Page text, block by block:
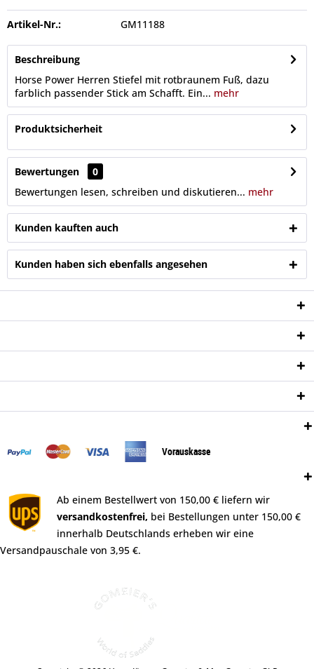
Artikel-Nr.: GM11188
Beschreibung
Horse Power Herren Stiefel mit rotbraunem Fuß, dazu
farblich passender Stick am Schafft. Ein... mehr
Produktsicherheit
Bewertungen
0
Bewertungen lesen, schreiben und diskutieren... mehr
Kunden kauften auch
Kunden haben sich ebenfalls angesehen
Vorauskasse
Ab einem Bestellwert von 150,00 € liefern wir
versandkostenfrei, bei Bestellungen unter 150,00 €
innerhalb Deutschlands erheben wir eine
Versandpauschale von 3,95 €.